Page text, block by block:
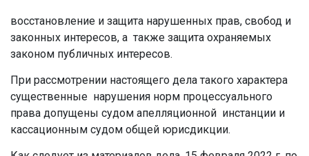
восстановление и защита нарушенных прав, свобод и
законных интересов, а также защита охраняемых
законом публичных интересов.
При рассмотрении настоящего дела такого характера
существенные нарушения норм процессуального
права допущены судом апелляционной инстанции и
кассационным судом общей юрисдикции.